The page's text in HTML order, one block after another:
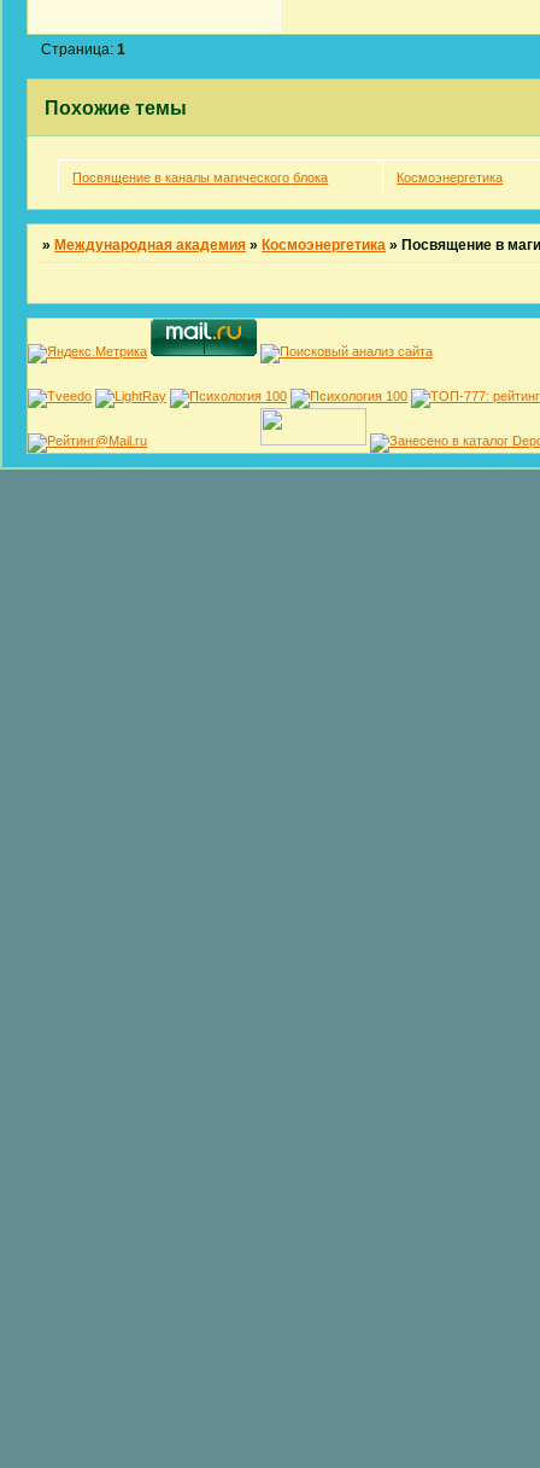
Страница:1
Похожие темы
Посвящение в каналы магического блока Космоэнергетика
»Международная академия »Космоэнергетика »Посвящение в